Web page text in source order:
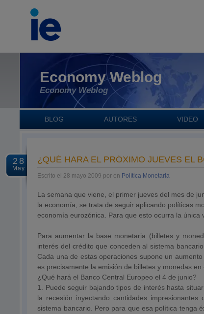
Economy Weblog
Economy Weblog
BLOG AUTORES VIDEO
28
May
¿QUÉ HARA EL PRÓXIMO JUEVES EL
Escrito el 28 mayo 2009 por en Política Monetaria
La semana que viene, el primer jueves del mes de
la economía, se trata de seguir aplicando políticas
economía eurozónica. Para que esto ocurra la
Para aumentar la base monetaria (billetes y
interés del crédito que conceden al sistema
Cada una de estas operaciones supone un
es precisamente la emisión de billetes y monedas en
¿Qué hará el Banco Central Europeo el 4 de junio?
1. Puede seguir bajando tipos de interés hasta
la recesión inyectando cantidades
sistema bancario. Pero para que esa política tenga